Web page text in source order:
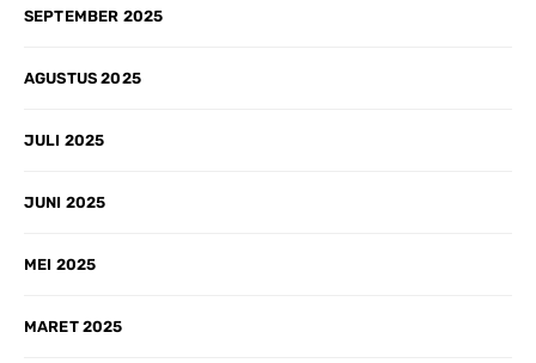
SEPTEMBER 2025
AGUSTUS 2025
JULI 2025
JUNI 2025
MEI 2025
MARET 2025